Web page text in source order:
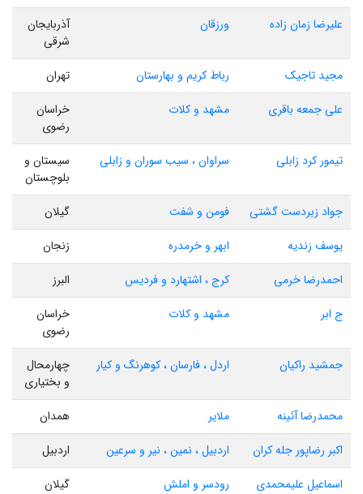
علیرضا زمان زاده
ورزقان
آذربایجان
شرقی
مجید تاجیک
رباط کریم و بهارستان
تهران
علی جمعه باقری
مشهد و کلات
خراسان
رضوی
تیمور کرد زابلی
سراوان ، سیب سوران و زابلی
سیستان و
بلوچستان
جواد زبردست گشتی
فومن و شفت
گیلان
یوسف زندیه
ابهر و خرمدره
زنجان
احمدرضا خرمی
کرج ، اشتهارد و فردیس
البرز
ج ابر
مشهد و کلات
خراسان
رضوی
جمشید راکیان
اردل ، فارسان ، کوهرنگ و کیار
چهارمحال
و بختیاری
محمدرضا آئینه
ملایر
همدان
اکبر رضاپور جله کران
اردبیل ، نمین ، نیر و سرعین
اردبیل
اسماعیل علیمحمدی
رودسر و املش
گیلان